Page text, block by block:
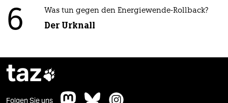
6 Was tun gegen den Energiewende-Rollback?
Der Urknall
taz
Folgen Sie uns